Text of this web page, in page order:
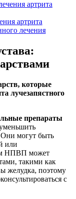
артрита
артрита
лечения
которые
лучезапястного
препараты
Они могут быть
или
НПВП может
такими как
желудка, поэтому
с